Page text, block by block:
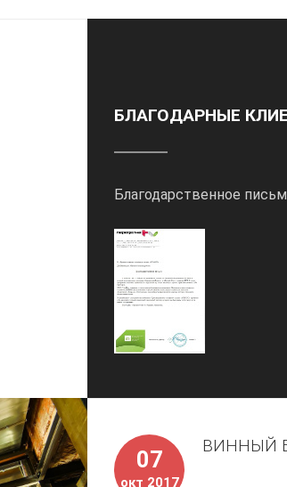
БЛАГОДАРНЫЕ
Благодарственное
07
окт 2017
ВИННЫЙ